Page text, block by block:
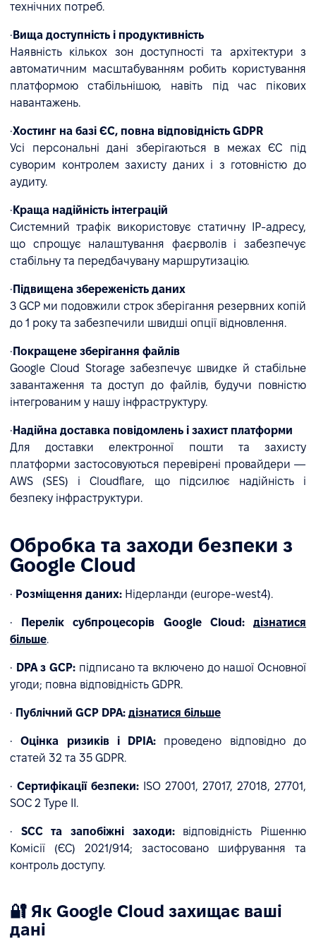
технічних потреб.
• Вища доступність і продуктивність
Наявність кількох зон доступності та архітектури з
автоматичним масштабуванням робить користування
платформою стабільнішою, навіть під час пікових
навантажень.
•Хостинг на базі ЄС, повна відповідність GDPR
Усі персональні дані зберігаються в межах ЄС під
суворим контролем захисту даних і з готовністю до
аудиту.
• Краща надійність інтеграцій
Системний трафік використовує статичну IP-адресу,
що спрощує налаштування фаєрволів і забезпечує
стабільну та передбачувану маршрутизацію.
• Підвищена збереженість даних
З GCP ми подовжили строк зберігання резервних копій
до 1 року та забезпечили швидші опції відновлення.
• Покращене зберігання файлів
Google Cloud Storage забезпечує швидке й стабільне
завантаження та доступ до файлів, будучи повністю
інтегрованим у нашу інфраструктуру.
• Надійна доставка повідомлень і захист платформи
Для доставки електронної пошти та захисту
платформи застосовуються перевірені провайдери —
AWS (SES) і Cloudflare, що підсилює надійність і
безпеку інфраструктури.
Обробка та заходи безпеки з
Google Cloud
• Розміщення даних: Нідерланди (europe-west4).
• Перелік субпроцесорів Google Cloud:
дізнатися
більше.
• DPA з GCP: підписано та включено до нашої Основної
угоди; повна відповідність GDPR.
• Публічний GCP DPA: дізнатися більше
• Оцінка ризиків і DPIA: проведено відповідно до
статей 32 та 35 GDPR.
• Сертифікації безпеки: ISO 27001, 27017, 27018, 27701,
SOC 2 Type II.
• SCC та запобіжні заходи:відповідність Рішенню
Комісії (ЄС) 2021/914; застосовано шифрування та
контроль доступу.
🔐 Як Google Cloud захищає ваші
дані